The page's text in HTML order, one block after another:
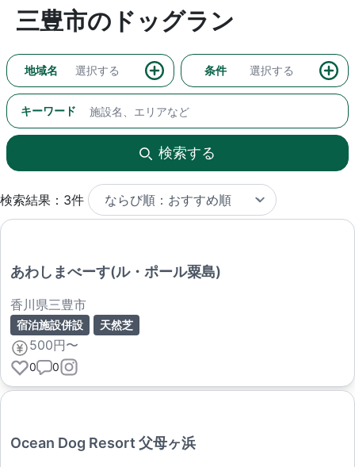
三豊市のドッグラン
地域名 選択する 条件 選択する
キーワード
検索する
検索結果：3件
あわしまべーす(ル・ポール粟島)
香川県三豊市
宿泊施設併設 天然芝
500円〜
0 0
Ocean Dog Resort 父母ヶ浜